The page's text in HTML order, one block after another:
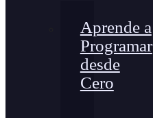
Aprende a
Programar
desde
Cero